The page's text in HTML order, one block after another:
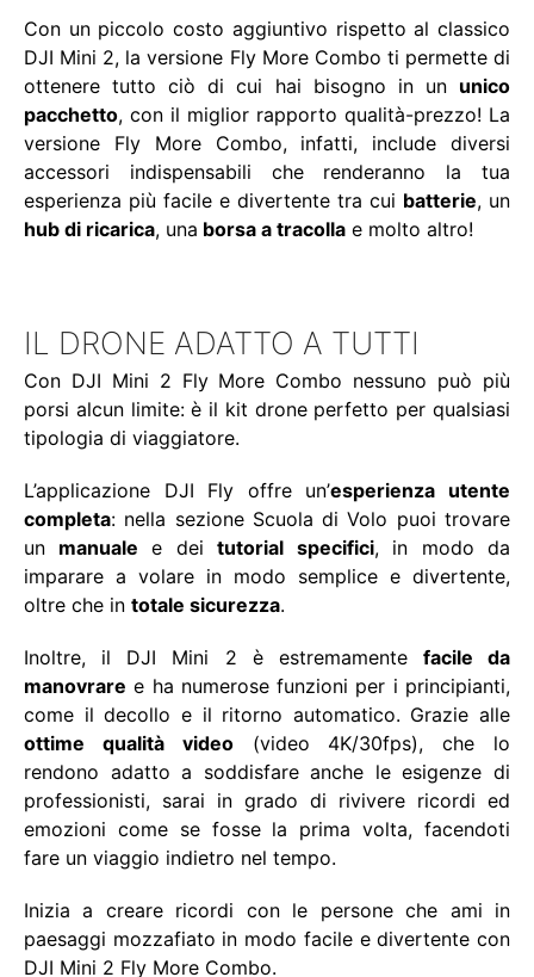
Con un piccolo costo aggiuntivo rispetto al classico
DJI Mini 2, la versione Fly More Combo ti permette di
ottenere tutto ciò di cui hai bisogno in un unico
pacchetto, con il miglior rapporto qualità-prezzo! La
versione Fly More Combo, infatti, include diversi
accessori indispensabili che renderanno la tua
esperienza più facile e divertente tra cui batterie, un
hub di ricarica, una borsa a tracolla e molto altro!
IL DRONE ADATTO A TUTTI
Con DJI Mini 2 Fly More Combo nessuno può più
porsi alcun limite: è il kit drone perfetto per qualsiasi
tipologia di viaggiatore.
L’applicazione DJI Fly offre un’esperienza utente
completa: nella sezione Scuola di Volo puoi trovare
un manuale e dei tutorial specifici, in modo da
imparare a volare in modo semplice e divertente,
oltre che in totale sicurezza.
Inoltre, il DJI Mini 2 è estremamente facile da
manovrare e ha numerose funzioni per i principianti,
come il decollo e il ritorno automatico. Grazie alle
ottime qualità video(video 4K/30fps), che lo
rendono adatto a soddisfare anche le esigenze di
professionisti, sarai in grado di rivivere ricordi ed
emozioni come se fosse la prima volta, facendoti
fare un viaggio indietro nel tempo.
Inizia a creare ricordi con le persone che ami in
paesaggi mozzafiato in modo facile e divertente con
DJI Mini 2 Fly More Combo.